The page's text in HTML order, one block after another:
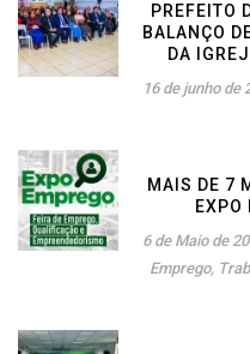
PREFEITO
BALANÇO
DA
16 de junho de
MAIS DE 7
EXPO
6 de Maio de
Emprego,